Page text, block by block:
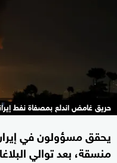
حريق غامض اندلع بمصفاة نفط
يحقق مسؤولون في
منسقة، بعد توالي